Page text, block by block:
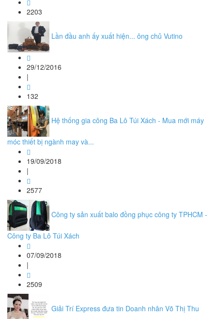
2203
Lần đầu anh ấy xuất hiện... ông chủ Vutino
29/12/2016
|
132
Hệ thống gia công Ba Lô Túi Xách - Mua mới máy
móc thiết bị ngành may và...
19/09/2018
|
2577
Công ty sản xuất balo đồng phục công ty TPHCM -
Công ty Ba Lô Túi Xách
07/09/2018
|
2509
Giải Trí Express đưa tin Doanh nhân Võ Thị Thu